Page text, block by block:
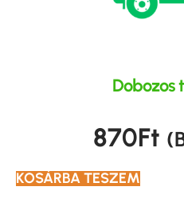
Dobozos
870Ft
KOSÁRBA TESZEM